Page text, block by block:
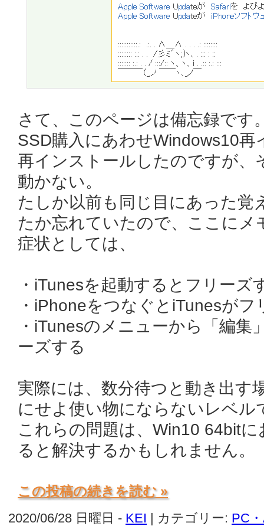
さて、このページは備忘録です
SSD購入にあわせWindows10
再インストールしたのですが、
動かない。
たしか以前も同じ目にあった覚
たか忘れていたので、ここにメ
症状としては、
・iTunesを起動するとフリーズ
・iPhoneをつなぐとiTunesがフ
・iTunesのメニューから「編
ーズする
実際には、数分待つと動き出す
にせよ使い物にならないレベル
これらの問題は、Win10 64bit
ると解決するかもしれません。
この投稿の続きを読む »
2020/06/28 日曜日 - KEI | カテゴリー: PC